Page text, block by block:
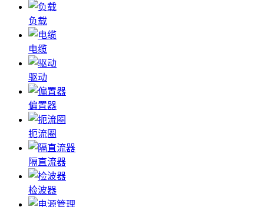
负载
电缆
驱动
偏置器
扼流圈
隔直流器
检波器